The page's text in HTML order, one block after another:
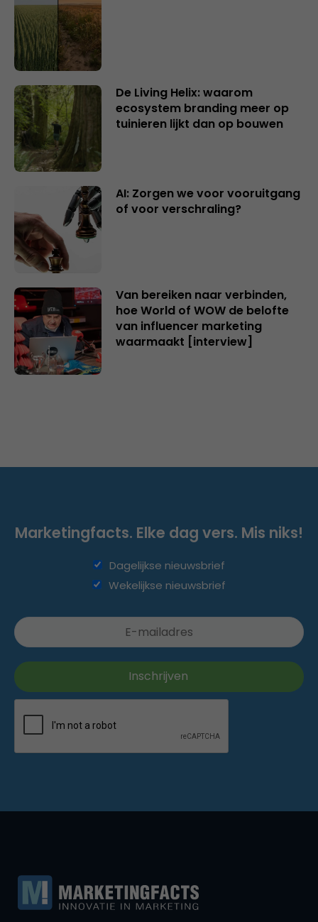
De Living Helix: waarom
ecosystem branding meer op
tuinieren lijkt dan op bouwen
AI: Zorgen we voor vooruitgang
of voor verschraling?
Van bereiken naar verbinden,
hoe World of WOW de belofte
van influencer marketing
waarmaakt [interview]
Marketingfacts. Elke dag vers. Mis niks!
Dagelijkse nieuwsbrief
Wekelijkse nieuwsbrief